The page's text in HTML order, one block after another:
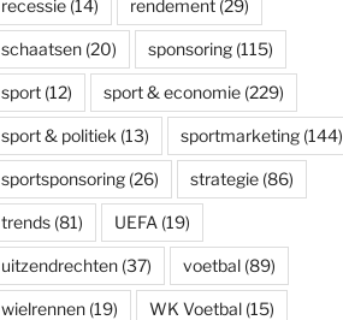
recessie(14) rendement(29)
schaatsen(20) sponsoring(115)
sport(12) sport & economie(229)
sport & politiek (13) sportmarketing(144)
sportsponsoring(26) strategie(86)
trends(81) UEFA (19)
uitzendrechten(37) voetbal(89)
wielrennen(19) WK Voetbal(15)